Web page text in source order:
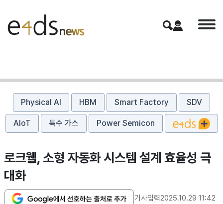
Physical AI HBM Smart Factory SDV
AIoT 특수 가스 Power Semicon
로크웰, 소형 자동화 시스템 설계 효율성 극
대화
기사입력2025.10.29 11:42